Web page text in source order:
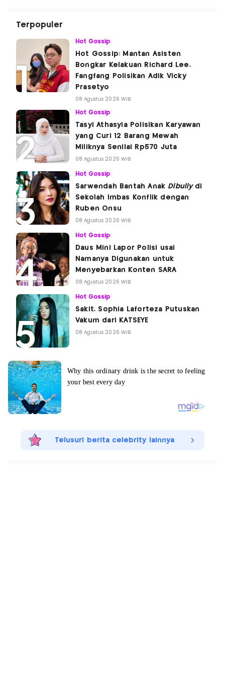
Terpopuler
Hot Gossip
Hot Gossip: Mantan Asisten
Bongkar Kelakuan Richard Lee,
Fangfang Polisikan Adik Vicky
Prasetyo
08 Agustus 2026 WIB
Hot Gossip
Tasyi Athasyia Polisikan Karyawan
yang Curi 12 Barang Mewah
Miliknya Senilai Rp570 Juta
08 Agustus 2026 WIB
Hot Gossip
Sarwendah Bantah Anak Dibullydi
Sekolah Imbas Konflik dengan
Ruben Onsu
08 Agustus 2026 WIB
Hot Gossip
Daus Mini Lapor Polisi usai
Namanya Digunakan untuk
Menyebarkan Konten SARA
08 Agustus 2026 WIB
Hot Gossip
Sakit, Sophia Laforteza Putuskan
Vakum dari KATSEYE
08 Agustus 2026 WIB
Telusuri berita celebrity lainnya